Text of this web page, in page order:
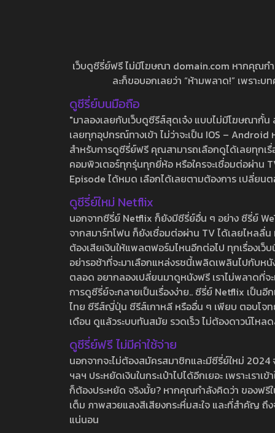
เว็บดูซีรี่ย์ฟรี ไม่มีโฆษณา domain.com หากคุณก
ละก็ขอบอกเลยว่า “ห้ามพลาด!” เพราะ
ดูซีรี่ย์บนมือถือ
"มาลองเลยกับเว็บดูซีรีส์สุดเจ๋ง แบบไม่มีโฆษณากั้
เลยทุกอุปกรณ์ทางเข้า ไม่ว่าจะเป็น IOS –
สำหรับการดูซีรี่ย์ฟรี คุณสามารถเลือกดูได้เลยทุกเ
คอมพิวเตอร์ทุกรุ่นทุกยี่ห้อ หรือใครจะเชื่อมต่อผ่าน
Episode ได้หมด เลือกได้เลยตามต้องการ เปลี่ยน
ดูซีรี่ย์ใหม่ Netflix
นอกจากซีรี่ย์ Netflix ก็ยังมีซีรี่ย์อื่น ๆ อย่าง ซีรี่ย์
จากสมาร์ทโฟน ก็ยังเชื่อมต่อผ่าน TV ได้เลยไหลลื่
ต้องเสียเงินให้แพลตฟอร์มไหนอีกต่อไป ทุกเรื่องเว็
อย่ารอช้าที่จะมาเลือกแหล่งรชนี้เพลิดเพลินไปกับห
ตลอด อยากลองเปลี่ยนมาดูหนังฟรี เราไม่พลาดที่
การดูซีรี่ย์จะกลายเป็นเรื่องง่าย.. ซีรี่ย์ Netflix เป็น
ไทย ซีรีส์ญี่ปุ่น ซีรีส์เกาหลี หรืออื่น ๆ เพียบ ตอบโจท
เดือน ดูแล้วระบบทันสมัย รวดเร็ว ไม่ต้องดาวน์โห
ดูซีรี่ย์ฟรี ไม่มีค่าใช้จ่าย
นอกจากจะไม่ต้องสมัครสมาชิกและมีซีรี่ย์ใหม่
ฯลฯ ประหยัดเงินในกระเป๋าไปได้อีกเยอะ เพราะเร
ก็ต้องประหยัด จริงมั้ย? หากคุณกำลังคิดว่า ของฟ
เต็ม ภาพสวยแสงสีเสียงกระหึ่มสะใจ และที่สำคัญ
แน่นอน